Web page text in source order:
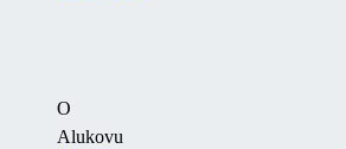
O
Alukovu